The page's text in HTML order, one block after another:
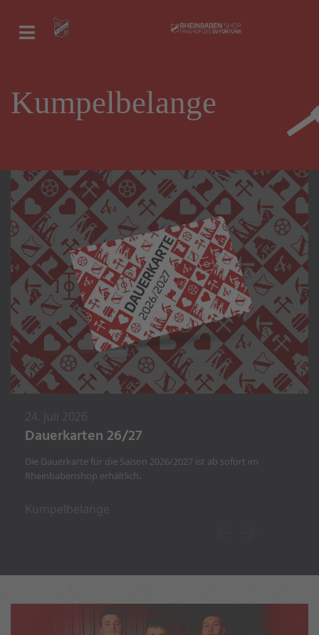
Kumpelbelange
Dauerkarten 26/27
Die Dauerkarte für die Saison 2026/2027 ist ab sofort im
Rheinbabenshop erhältlich.